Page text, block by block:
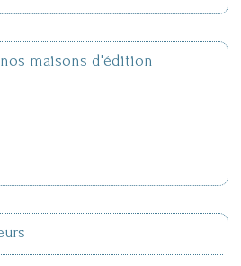
maisons d'édition